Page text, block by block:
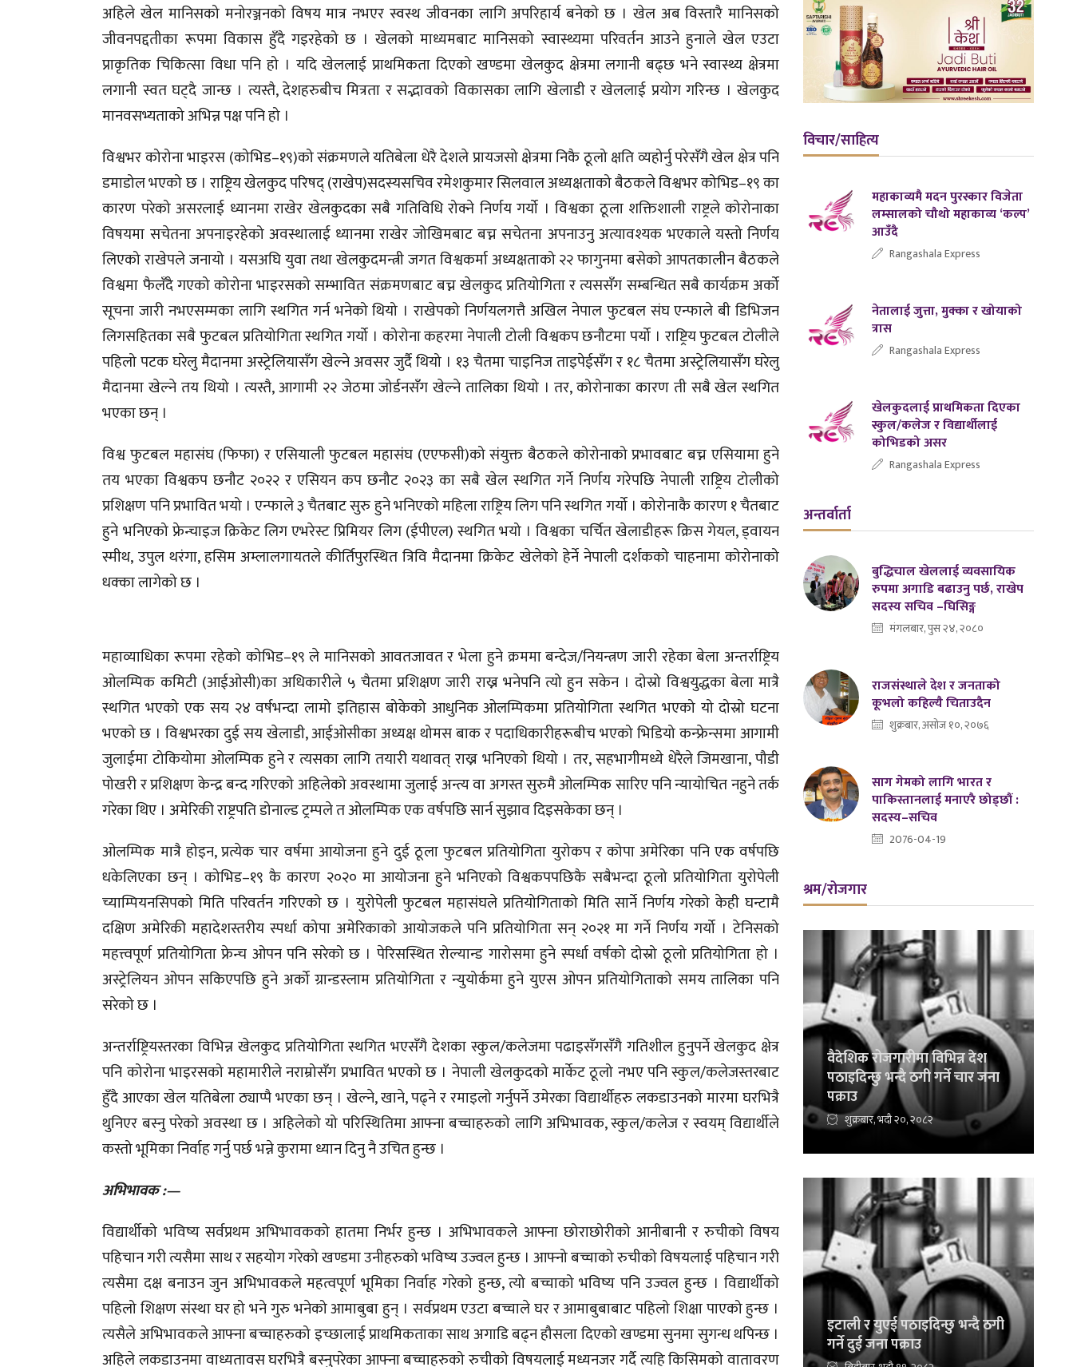
अहिले खेल मानिसको मनोरञ्जनको विषय मात्र नभएर स्वस्थ जीवनका लागि अपरिहार्य बनेको छ । खेल अब विस्तारै मानिसको
जीवनपद्दतीका रूपमा विकास हुँदै गइरहेको छ । खेलको माध्यमबाट मानिसको स्वास्थ्यमा परिवर्तन आउने हुनाले खेल एउटा
प्राकृतिक चिकित्सा विधा पनि हो । यदि खेललाई प्राथमिकता दिएको खण्डमा खेलकुद क्षेत्रमा लगानी बढ्छ भने स्वास्थ्य क्षेत्रमा
लगानी स्वत घट्दै जान्छ । त्यस्तै, देशहरुबीच मित्रता र सद्भावको विकासका लागि खेलाडी र खेललाई प्रयोग गरिन्छ । खेलकुद
मानवसभ्यताको अभिन्न पक्ष पनि हो ।
विश्वभर कोरोना भाइरस (कोभिड–१९)को संक्रमणले यतिबेला धेरै देशले प्रायजसो क्षेत्रमा निकै ठूलो क्षति व्यहोर्नु परेसँगै खेल क्षेत्र पनि
डमाडोल भएको छ । राष्ट्रिय खेलकुद परिषद् (राखेप)सदस्यसचिव रमेशकुमार सिलवाल अध्यक्षताको बैठकले विश्वभर कोभिड–१९ का
कारण परेको असरलाई ध्यानमा राखेर खेलकुदका सबै गतिविधि रोक्ने निर्णय गर्यो । विश्वका ठूला शक्तिशाली राष्ट्रले कोरोनाका
विषयमा सचेतना अपनाइरहेको अवस्थालाई ध्यानमा राखेर जोखिमबाट बच्न सचेतना अपनाउनु अत्यावश्यक भएकाले यस्तो निर्णय
लिएको राखेपले जनायो । यसअघि युवा तथा खेलकुदमन्त्री जगत विश्वकर्मा अध्यक्षताको २२ फागुनमा बसेको आपतकालीन बैठकले
विश्वमा फैलँदै गएको कोरोना भाइरसको सम्भावित संक्रमणबाट बच्न खेलकुद प्रतियोगिता र त्यससँग सम्बन्धित सबै कार्यक्रम अर्को
सूचना जारी नभएसम्मका लागि स्थगित गर्न भनेको थियो । राखेपको निर्णयलगत्तै अखिल नेपाल फुटबल संघ एन्फाले बी डिभिजन
लिगसहितका सबै फुटबल प्रतियोगिता स्थगित गर्यो । कोरोना कहरमा नेपाली टोली विश्वकप छनौटमा पर्यो । राष्ट्रिय फुटबल टोलीले
पहिलो पटक घरेलु मैदानमा अस्ट्रेलियासँग खेल्ने अवसर जुर्दै थियो । १३ चैतमा चाइनिज ताइपेईसँग र १८ चैतमा अस्ट्रेलियासँग घरेलु
मैदानमा खेल्ने तय थियो । त्यस्तै, आगामी २२ जेठमा जोर्डनसँग खेल्ने तालिका थियो । तर, कोरोनाका कारण ती सबै खेल स्थगित
भएका छन् ।
विश्व फुटबल महासंघ (फिफा) र एसियाली फुटबल महासंघ (एएफसी)को संयुक्त बैठकले कोरोनाको प्रभावबाट बच्न एसियामा हुने
तय भएका विश्वकप छनौट २०२२ र एसियन कप छनौट २०२३ का सबै खेल स्थगित गर्ने निर्णय गरेपछि नेपाली राष्ट्रिय टोलीको
प्रशिक्षण पनि प्रभावित भयो । एन्फाले ३ चैतबाट सुरु हुने भनिएको महिला राष्ट्रिय लिग पनि स्थगित गर्यो । कोरोनाकै कारण १ चैतबाट
हुने भनिएको फ्रेन्चाइज क्रिकेट लिग एभरेस्ट प्रिमियर लिग (ईपीएल) स्थगित भयो । विश्वका चर्चित खेलाडीहरू क्रिस गेयल, ड्वायन
स्मीथ, उपुल थरंगा, हसिम अम्लालगायतले कीर्तिपुरस्थित त्रिवि मैदानमा क्रिकेट खेलेको हेर्ने नेपाली दर्शकको चाहनामा कोरोनाको
धक्का लागेको छ ।
महाव्याधिका रूपमा रहेको कोभिड–१९ ले मानिसको आवतजावत र भेला हुने क्रममा बन्देज/नियन्त्रण जारी रहेका बेला अन्तर्राष्ट्रिय
ओलम्पिक कमिटी (आईओसी)का अधिकारीले ५ चैतमा प्रशिक्षण जारी राख्न भनेपनि त्यो हुन सकेन । दोस्रो विश्वयुद्धका बेला मात्रै
स्थगित भएको एक सय २४ वर्षभन्दा लामो इतिहास बोकेको आधुनिक ओलम्पिकमा प्रतियोगिता स्थगित भएको यो दोस्रो घटना
भएको छ । विश्वभरका दुई सय खेलाडी, आईओसीका अध्यक्ष थोमस बाक र पदाधिकारीहरूबीच भएको भिडियो कन्फ्रेन्समा आगामी
जुलाईमा टोकियोमा ओलम्पिक हुने र त्यसका लागि तयारी यथावत् राख्न भनिएको थियो । तर, सहभागीमध्ये धेरैले जिमखाना, पौडी
पोखरी र प्रशिक्षण केन्द्र बन्द गरिएको अहिलेको अवस्थामा जुलाई अन्त्य वा अगस्त सुरुमै ओलम्पिक सारिए पनि न्यायोचित नहुने तर्क
गरेका थिए । अमेरिकी राष्ट्रपति डोनाल्ड ट्रम्पले त ओलम्पिक एक वर्षपछि सार्न सुझाव दिइसकेका छन् ।
ओलम्पिक मात्रै होइन, प्रत्येक चार वर्षमा आयोजना हुने दुई ठूला फुटबल प्रतियोगिता युरोकप र कोपा अमेरिका पनि एक वर्षपछि
धकेलिएका छन् । कोभिड–१९ कै कारण २०२० मा आयोजना हुने भनिएको विश्वकपपछिकै सबैभन्दा ठूलो प्रतियोगिता युरोपेली
च्याम्पियनसिपको मिति परिवर्तन गरिएको छ । युरोपेली फुटबल महासंघले प्रतियोगिताको मिति सार्ने निर्णय गरेको केही घन्टामै
दक्षिण अमेरिकी महादेशस्तरीय स्पर्धा कोपा अमेरिकाको आयोजकले पनि प्रतियोगिता सन् २०२१ मा गर्ने निर्णय गर्यो । टेनिसको
महत्त्वपूर्ण प्रतियोगिता फ्रेन्च ओपन पनि सरेको छ । पेरिसस्थित रोल्यान्ड गारोसमा हुने स्पर्धा वर्षको दोस्रो ठूलो प्रतियोगिता हो ।
अस्ट्रेलियन ओपन सकिएपछि हुने अर्को ग्रान्डस्लाम प्रतियोगिता र न्युयोर्कमा हुने युएस ओपन प्रतियोगिताको समय तालिका पनि
सरेको छ ।
अन्तर्राष्ट्रियस्तरका विभिन्न खेलकुद प्रतियोगिता स्थगित भएसँगै देशका स्कुल/कलेजमा पढाइसँगसँगै गतिशील हुनुपर्ने खेलकुद क्षेत्र
पनि कोरोना भाइरसको महामारीले नराम्रोसँग प्रभावित भएको छ । नेपाली खेलकुदको मार्केट ठूलो नभए पनि स्कुल/कलेजस्तरबाट
हुँदै आएका खेल यतिबेला ठ्याप्पै भएका छन् । खेल्ने, खाने, पढ्ने र रमाइलो गर्नुपर्ने उमेरका विद्यार्थीहरु लकडाउनको मारमा घरभित्रै
थुनिएर बस्नु परेको अवस्था छ । अहिलेको यो परिस्थितिमा आफ्ना बच्चाहरुको लागि अभिभावक, स्कुल/कलेज र स्वयम् विद्यार्थीले
कस्तो भूमिका निर्वाह गर्नु पर्छ भन्ने कुरामा ध्यान दिनु नै उचित हुन्छ ।
अभिभावक :—
विद्यार्थीको भविष्य सर्वप्रथम अभिभावकको हातमा निर्भर हुन्छ । अभिभावकले आफ्ना छोराछोरीको आनीबानी र रुचीको विषय
पहिचान गरी त्यसैमा साथ र सहयोग गरेको खण्डमा उनीहरुको भविष्य उज्वल हुन्छ । आफ्नो बच्चाको रुचीको विषयलाई पहिचान गरी
त्यसैमा दक्ष बनाउन जुन अभिभावकले महत्वपूर्ण भूमिका निर्वाह गरेको हुन्छ, त्यो बच्चाको भविष्य पनि उज्वल हुन्छ । विद्यार्थीको
पहिलो शिक्षण संस्था घर हो भने गुरु भनेको आमाबुबा हुन् । सर्वप्रथम एउटा बच्चाले घर र आमाबुबाबाट पहिलो शिक्षा पाएको हुन्छ ।
त्यसैले अभिभावकले आफ्ना बच्चाहरुको इच्छालाई प्राथमिकताका साथ अगाडि बढ्न हौसला दिएको खण्डमा सुनमा सुगन्ध थपिन्छ ।
अहिले लकडाउनमा वाध्यतावस घरभित्रै बस्नुपरेका आफ्ना बच्चाहरुको रुचीको विषयलाई मध्यनजर गर्दै त्यहि किसिमको वातावरण
विचार/साहित्य
महाकाव्यमै मदन पुरस्कार विजेता
लम्सालको चौथो महाकाव्य ‘कल्प’
आउँदै
Rangashala Express
नेतालाई जुत्ता, मुक्का र खोयाको
त्रास
Rangashala Express
खेलकुदलाई प्राथमिकता दिएका
स्कुल/कलेज र विद्यार्थीलाई
कोभिडको असर
Rangashala Express
अन्तर्वार्ता
बुद्धिचाल खेललाई व्यवसायिक
रुपमा अगाडि बढाउनु पर्छ, राखेप
सदस्य सचिव –घिसिङ्ग
मंगलबार, पुस २४, २०८०
राजसंस्थाले देश र जनताको
कूभलो कहिल्यै चिताउदैन
शुक्रबार, असोज १०, २०७६
साग गेमको लागि भारत र
पाकिस्तानलाई मनाएरै छोड्छौं :
सदस्य–सचिव
2076-04-19
श्रम/रोजगार
वैदेशिक रोजगारीमा विभिन्न देश
पठाइदिन्छु भन्दै ठगी गर्ने चार जना
पक्राउ
शुक्रबार, भदौ २०, २०८२
इटाली र युएई पठाइदिन्छु भन्दै ठगी
गर्ने दुई जना पक्राउ